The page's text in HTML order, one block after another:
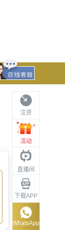
注资
活动
直播间
下载APP
WhatsApp